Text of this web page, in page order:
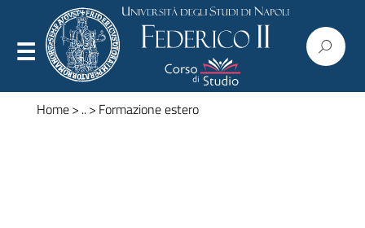
Home> ..> Formazione estero